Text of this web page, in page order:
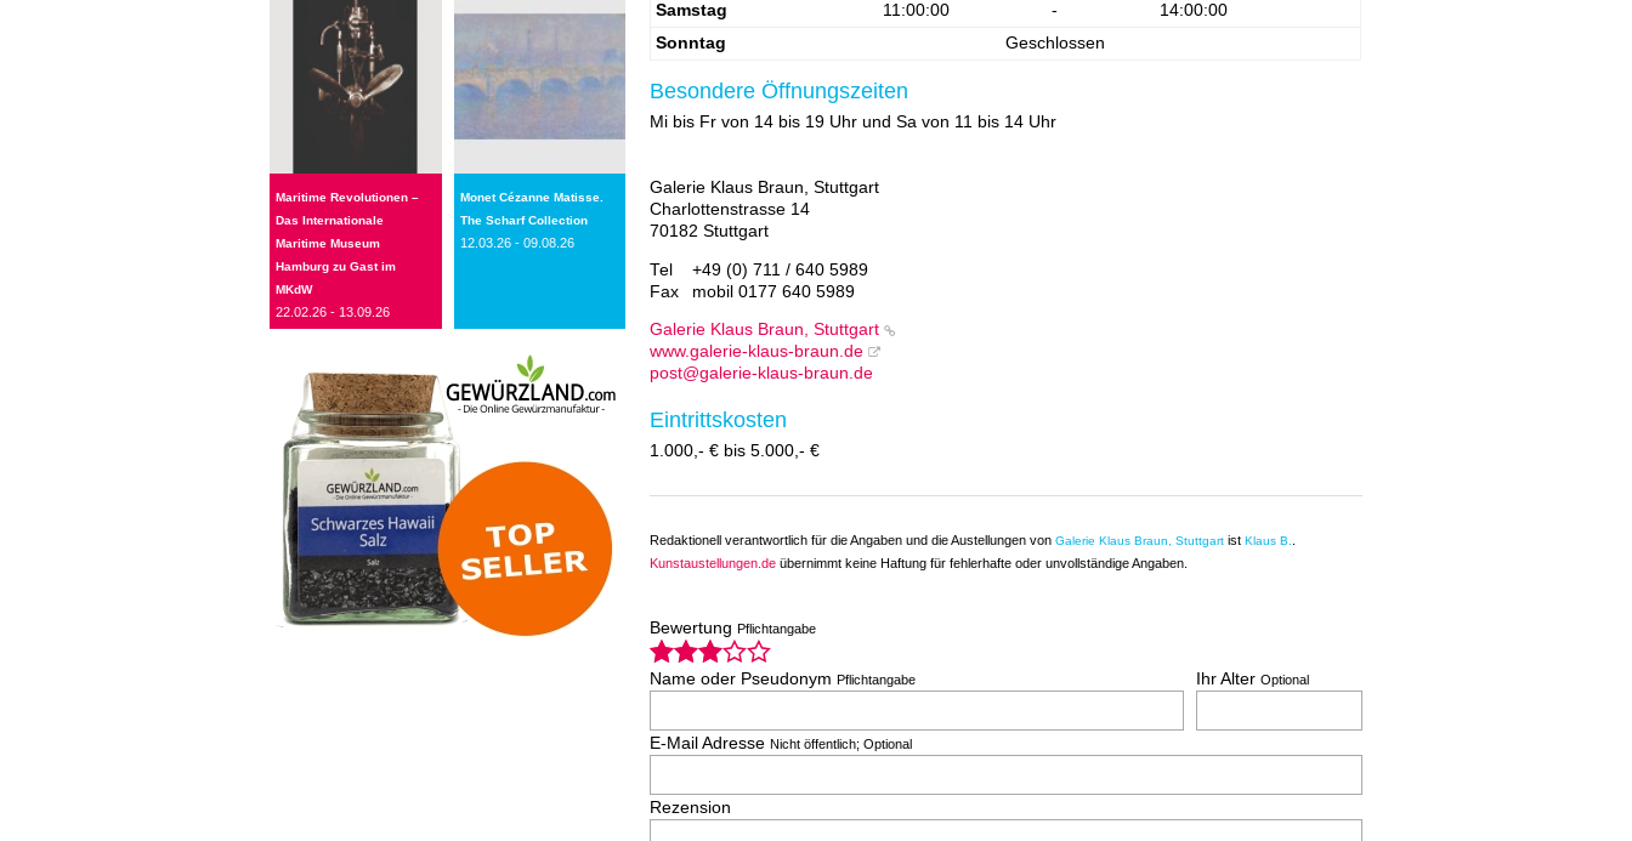
Maritime Revolutionen –
Das Internationale
Maritime Museum
Hamburg zu Gast im
MKdW
22.02.26 - 13.09.26
Monet Cézanne Matisse.
The Scharf Collection
12.03.26 - 09.08.26
Samstag
11:00:00 -
14:00:00
Sonntag
Geschlossen
Besondere Öffnungszeiten
Mi bis Fr von 14 bis 19 Uhr und Sa von 11 bis 14 Uhr
Galerie Klaus Braun, Stuttgart
Charlottenstrasse 14
70182 Stuttgart
Tel
+49 (0) 711 / 640 5989
Fax
mobil 0177 640 5989
Galerie Klaus Braun, Stuttgart
www.galerie-klaus-braun.de
post@galerie-klaus-braun.de
Eintrittskosten
1.000,- € bis 5.000,- €
Redaktionell verantwortlich für die Angaben und die Austellungen vonGalerie Klaus Braun, Stuttgart istKlaus B.
Kunstaustellungen.de übernimmt keine Haftung für fehlerhafte oder unvollständige Angaben.
BewertungPflichtangabe
Name oder PseudonymPflichtangabe Ihr AlterOptional
E-Mail AdresseNicht öffentlich; Optional
Rezension